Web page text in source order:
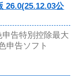
26.0(25.12.03公
告特別控除最大
申告ソフト